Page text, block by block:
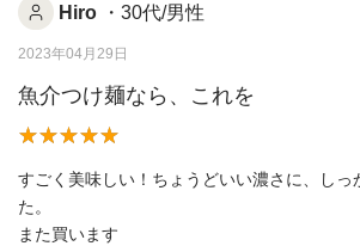
Hiro ・30代/男性
2023年04月29日
魚介つけ麺なら、これを
すごく美味しい！ちょうどいい濃さに、しっ
た。
また買います